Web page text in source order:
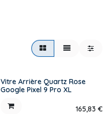
Vitre Arrière Quartz Rose
Google Pixel 9 Pro XL
165,83 €